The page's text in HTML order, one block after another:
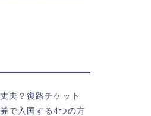
夫？復路チケット
で入国する4つの方